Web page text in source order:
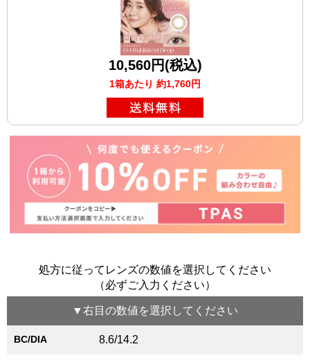
10,560円(税込)
1箱あたり 約1,760円
処方に従ってレンズの数値を選択してください
（必ずご入力ください）
▼右目 の数値を選択してください
BC/DIA 8.6/14.2